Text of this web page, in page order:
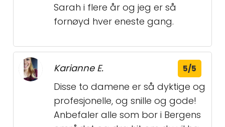
Sarah i flere år og jeg er så
fornøyd hver eneste gang.
Karianne E. 5/5
Disse to damene er så dyktige og
profesjonelle, og snille og gode!
Anbefaler alle som bor i Bergens